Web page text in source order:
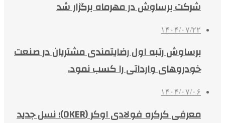
شرکت برساوش در مهرماه برگزار شد
۱۴۰۴/۰۷/۲۲
برساوش رتبه اول رضایتمندی مشتریان در صنعت
خودروهای وارداتی را کسب نمود.
۱۴۰۴/۰۷/۰۶
معرفی کرکره فولادی اوکر (OKER)؛ نسل جدید